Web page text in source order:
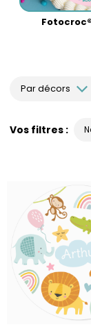
Par décors
Vos filtres